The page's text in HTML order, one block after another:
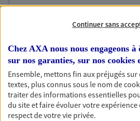
Réalisez vos projets grâce à
du monde… Épargnez à votre
simplement, selon votre profil.
Découvrir les offres Épargne
Retraite
Continuer sans
Chez AXA nous nous engageons
sur nos garanties, sur nos cookies
Ensemble, mettons fin aux préjugés
textes, plus connus sous le nom de
traiter des informations essentielles
du site et faire évoluer votre expérience
respect de votre vie privée.